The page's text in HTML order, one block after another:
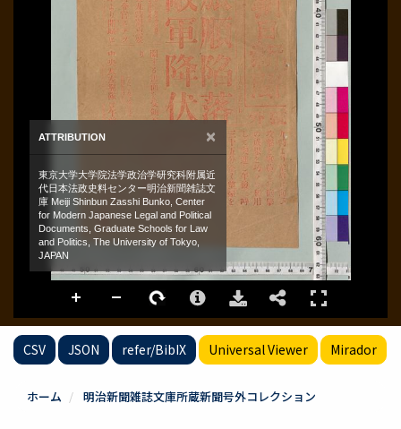
CSV JSON refer/BibIX Universal Viewer Mirador
ホーム 明治新聞雑誌文庫所蔵新聞号外コレクション